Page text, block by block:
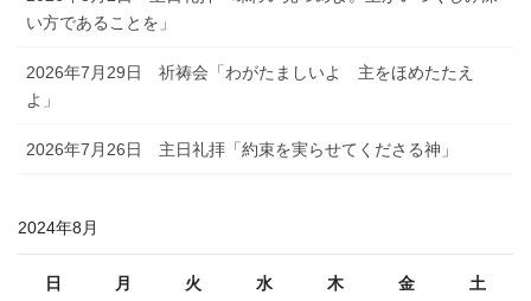
い方であることを」
2026年7月29日 祈祷会「わがたましいよ 主をほめたたえ
よ」
2026年7月26日 主日礼拝「約束を実らせてくださる神」
2024年8月
日 月 火 水 木 金 土